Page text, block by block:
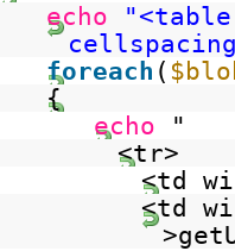
echo
foreach (
{
echo "
<tr>
<td
<td